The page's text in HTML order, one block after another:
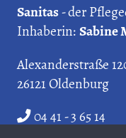
Sanitas- der
Inhaberin:Sabine
Alexanderstraße
26121 Oldenburg
04 41 - 3 65 14